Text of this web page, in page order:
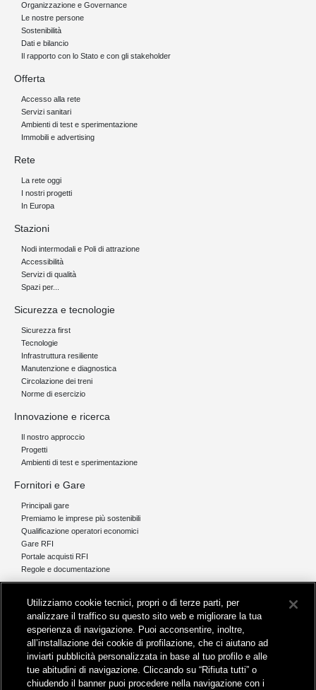
Organizzazione e Governance
Le nostre persone
Sostenibilità
Dati e bilancio
Il rapporto con lo Stato e con gli stakeholder
Offerta
Accesso alla rete
Servizi sanitari
Ambienti di test e sperimentazione
Immobili e advertising
Rete
La rete oggi
I nostri progetti
In Europa
Stazioni
Nodi intermodali e Poli di attrazione
Accessibilità
Servizi di qualità
Spazi per...
Sicurezza e tecnologie
Sicurezza first
Tecnologie
Infrastruttura resiliente
Manutenzione e diagnostica
Circolazione dei treni
Norme di esercizio
Innovazione e ricerca
Il nostro approccio
Progetti
Ambienti di test e sperimentazione
Fornitori e Gare
Principali gare
Premiamo le imprese più sostenibili
Qualificazione operatori economici
Gare RFI
Portale acquisti RFI
Regole e documentazione
Comunicati stampa e news
Novità on line
Infomobilità
Feed - RSS
Utilizziamo cookie tecnici, propri o di terze parti, per
analizzare il traffico su questo sito web e migliorare la tua
esperienza di navigazione. Puoi acconsentire, inoltre,
all’installazione dei cookie di profilazione, che ci aiutano ad
inviarti pubblicità personalizzata in base al tuo profilo e alle
tue abitudini di navigazione. Cliccando su “Rifiuta tutti” o
chiudendo il banner puoi procedere nella navigazione con i